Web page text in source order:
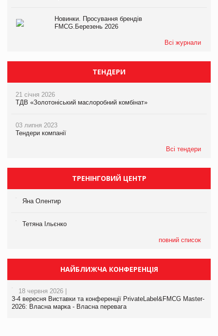
Новинки. Просування брендів
FMCG.Березень 2026
Всі журнали
ТЕНДЕРИ
21 січня 2026
ТДВ «Золотоніський маслоробний комбінат»
03 липня 2023
Тендери компанії
Всі тендери
ТРЕНІНГОВИЙ ЦЕНТР
Яна Олентир
Тетяна Ільєнко
повний список
НАЙБЛИЖЧА КОНФЕРЕНЦІЯ
18 червня 2026 |
3-4 вересня Виставки та конференції PrivateLabel&FMCG Master-
2026: Власна марка - Власна перевага